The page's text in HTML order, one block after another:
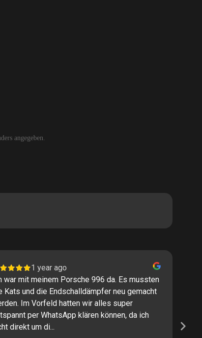
angegeben.
1 year ago
war mit meinem Porsche 996 da. Es mussten
Kats und die Endschalldämpfer neu gemacht
Im Vorfeld hatten wir alles super
per WhatsApp klären können, da ich
direkt um di...